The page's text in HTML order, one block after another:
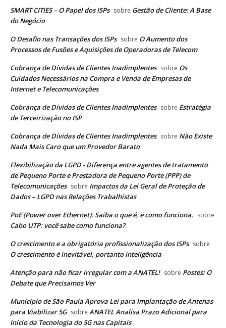
SMART CITIES – O Papel dos ISPs sobre Gestão de Cliente: A Base
do Negócio
O Desafio nas Transações dos ISPs sobre O Aumento dos
Processos de Fusões e Aquisições de Operadoras de Telecom
Cobrança de Dívidas de Clientes Inadimplentes sobre Os
Cuidados Necessários na Compra e Venda de Empresas de
Internet e Telecomunicações
Cobrança de Dívidas de Clientes Inadimplentes sobre Estratégia
de Terceirização no ISP
Cobrança de Dívidas de Clientes Inadimplentes sobre Não Existe
Nada Mais Caro que um Provedor Barato
Flexibilização da LGPD - Diferença entre agentes de tratamento
de Pequeno Porte e Prestadora de Pequeno Porte (PPP) de
Telecomunicações sobre Impactos da Lei Geral de Proteção de
Dados – LGPD nas Relações Trabalhistas
PoE (Power over Ethernet): Saiba o que é, e como funciona. sobre
Cabo UTP: você sabe como funciona?
O crescimento e a obrigatória profissionalização dos ISPs sobre
O crescimento é inevitável, portanto inteligência
Atenção para não ficar irregular com a ANATEL! sobre Postes: O
Debate que Precisamos Ver
Município de São Paula Aprova Lei para Implantação de Antenas
para Viabilizar 5G sobre ANATEL Analisa Prazo Adicional para
Início da Tecnologia do 5G nas Capitais